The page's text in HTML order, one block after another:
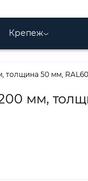
Крепеж
толщина 50 мм,
мм,